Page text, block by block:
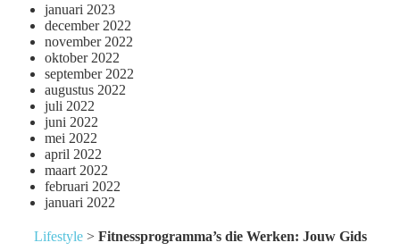
januari 2023
december 2022
november 2022
oktober 2022
september 2022
augustus 2022
juli 2022
juni 2022
mei 2022
april 2022
maart 2022
februari 2022
januari 2022
Lifestyle> Fitnessprogramma’s die Werken: Jouw Gids